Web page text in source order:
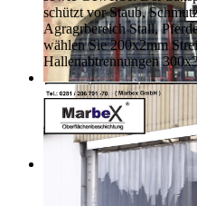
schützt vor Staub,
Agragrbereich Stall,
wählen Sie 200x2mm
Hallenabtrennungen